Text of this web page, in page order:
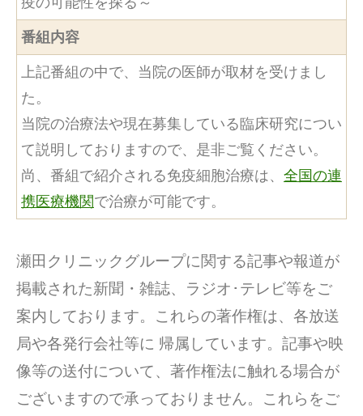
番組内容
上記番組の中で、当院の医師が取材を受けまし
た。
当院の治療法や現在募集している臨床研究につい
て説明しておりますので、是非ご覧ください。
尚、番組で紹介される免疫細胞治療は、 全国の連
携医療機関で治療が可能です。
瀬田クリニックグループに関する記事や報道が
掲載された新聞・雑誌、ラジオ･テレビ等をご
案内しております。これらの著作権は、各放送
局や各発行会社等に 帰属しています。記事や映
像等の送付について、著作権法に触れる場合が
ございますので承っておりません。これらをご